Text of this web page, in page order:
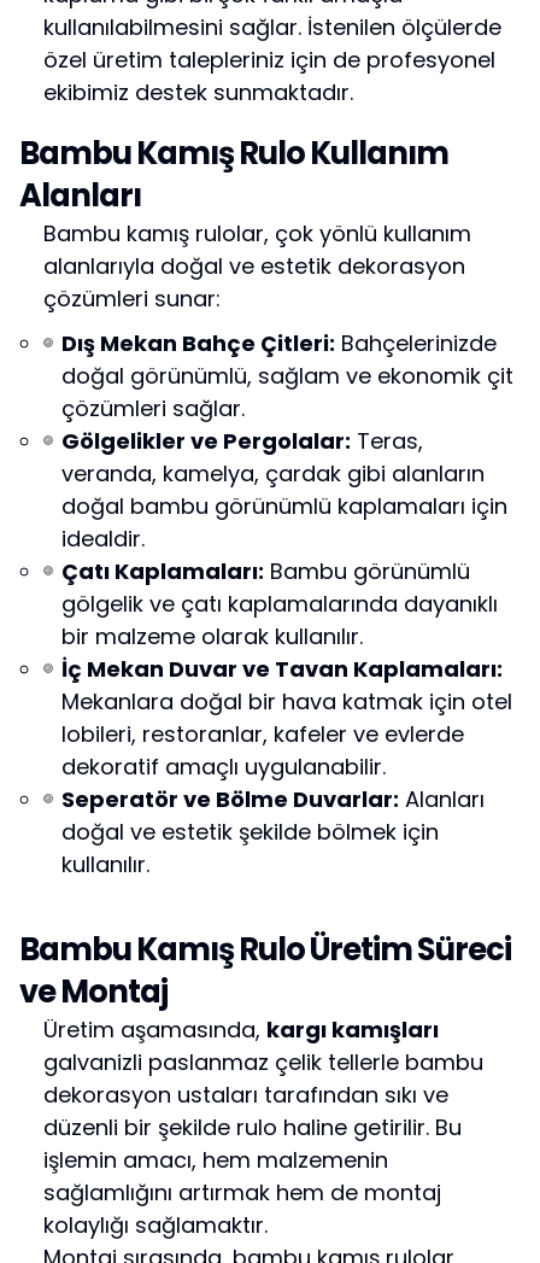
kullanılabilmesini sağlar. İstenilen ölçülerde
özel üretim talepleriniz için de profesyonel
ekibimiz destek sunmaktadır.
Bambu Kamış Rulo Kullanım
Alanları
Bambu kamış rulolar, çok yönlü kullanım
alanlarıyla doğal ve estetik dekorasyon
çözümleri sunar:
Dış Mekan Bahçe Çitleri: Bahçelerinizde
doğal görünümlü, sağlam ve ekonomik çit
çözümleri sağlar.
Gölgelikler ve Pergolalar: Teras,
veranda, kamelya, çardak gibi alanların
doğal bambu görünümlü kaplamaları için
idealdir.
Çatı Kaplamaları: Bambu görünümlü
gölgelik ve çatı kaplamalarında dayanıklı
bir malzeme olarak kullanılır.
İç Mekan Duvar ve Tavan Kaplamaları:
Mekanlara doğal bir hava katmak için otel
lobileri, restoranlar, kafeler ve evlerde
dekoratif amaçlı uygulanabilir.
Seperatör ve Bölme Duvarlar: Alanları
doğal ve estetik şekilde bölmek için
kullanılır.
Bambu Kamış Rulo Üretim Süreci
ve Montaj
Üretim aşamasında, kargı kamışları
galvanizli paslanmaz çelik tellerle bambu
dekorasyon ustaları tarafından sıkı ve
düzenli bir şekilde rulo haline getirilir. Bu
işlemin amacı, hem malzemenin
sağlamlığını artırmak hem de montaj
kolaylığı sağlamaktır.